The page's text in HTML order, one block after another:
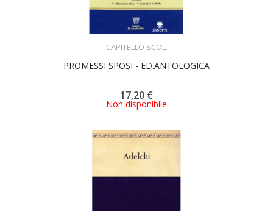
CAPITELLO SCOL.
PROMESSI SPOSI - ED.ANTOLOGICA
17,20 €
Non disponibile